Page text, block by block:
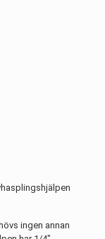
ingen annan